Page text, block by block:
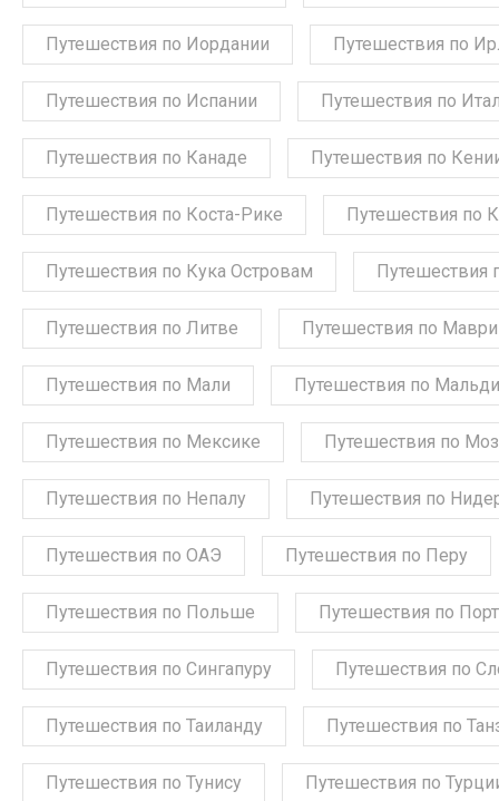
Путешествия по Иордании Путешествия по
Путешествия по Испании Путешествия по
Путешествия по Канаде Путешествия по
Путешествия по Коста-Рике Путешествия по
Путешествия по Кука Островам Путешествия
Путешествия по Литве Путешествия по
Путешествия по Мали Путешествия по
Путешествия по Мексике Путешествия по
Путешествия по Непалу Путешествия по
Путешествия по ОАЭ Путешествия по Перу
Путешествия по Польше Путешествия по
Путешествия по Сингапуру Путешествия по
Путешествия по Таиланду Путешествия по
Путешествия по Тунису Путешествия по